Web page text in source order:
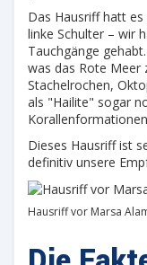
Das Hausriff hatt
linke Schulter – wir
Tauchgänge
was das Rote Meer
Stachelrochen,
als "Hailite" sogar
Dieses Hausriff ist
definitiv unsere
Hausriff vor Marsa